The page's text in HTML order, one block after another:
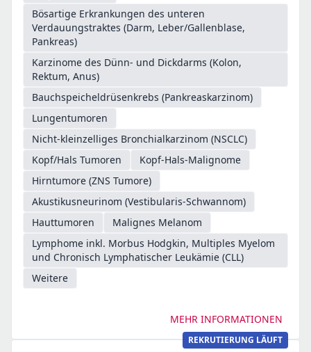
Bösartige Erkrankungen des unteren
Verdauungstraktes (Darm, Leber/Gallenblase,
Pankreas)
Karzinome des Dünn- und Dickdarms (Kolon,
Rektum, Anus)
Bauchspeicheldrüsenkrebs (Pankreaskarzinom)
Lungentumoren
Nicht-kleinzelliges Bronchialkarzinom (NSCLC)
Kopf/Hals Tumoren
Kopf-Hals-Malignome
Hirntumore (ZNS Tumore)
Akustikusneurinom (Vestibularis-Schwannom)
Hauttumoren
Malignes Melanom
Lymphome inkl. Morbus Hodgkin, Multiples Myelom
und Chronisch Lymphatischer Leukämie (CLL)
Weitere
MEHR INFORMATIONEN
REKRUTIERUNG LÄUFT